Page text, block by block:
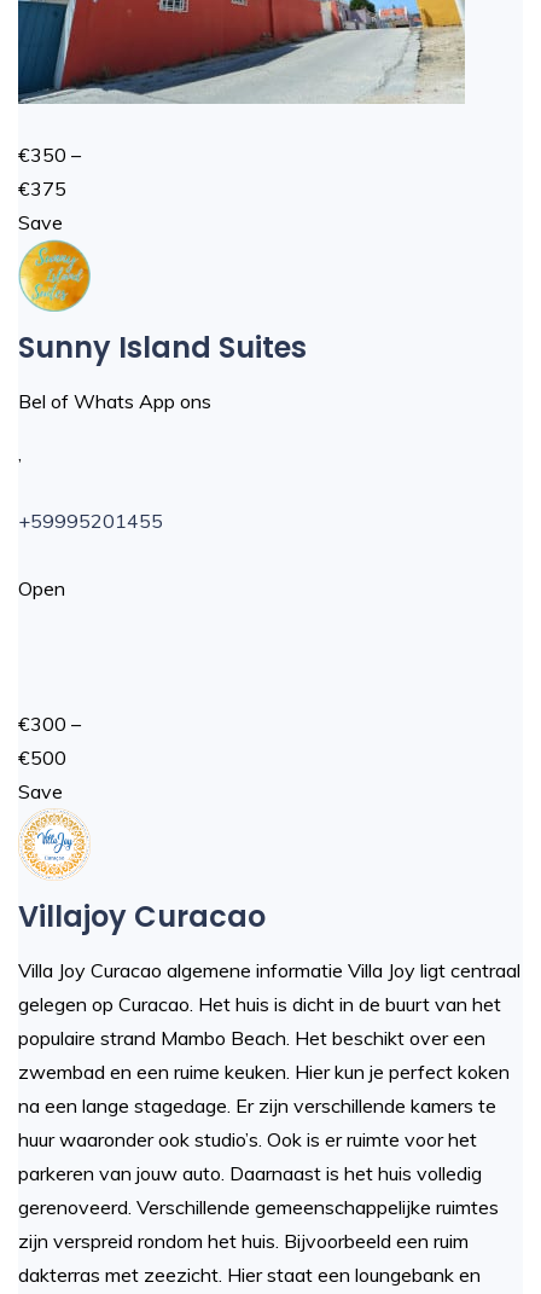
€350 –
€375
Save
Sunny Island Suites
Bel of Whats App ons
+59995201455
Open
€300 –
€500
Save
Villajoy Curacao
Villa Joy Curacao algemene informatie Villa Joy ligt centraal
gelegen op Curacao. Het huis is dicht in de buurt van het
populaire strand Mambo Beach. Het beschikt over een
zwembad en een ruime keuken. Hier kun je perfect koken
na een lange stagedage. Er zijn verschillende kamers te
huur waaronder ook studio’s. Ook is er ruimte voor het
parkeren van jouw auto. Daarnaast is het huis volledig
gerenoveerd. Verschillende gemeenschappelijke ruimtes
zijn verspreid rondom het huis. Bijvoorbeeld een ruim
dakterras met zeezicht. Hier staat een loungebank en